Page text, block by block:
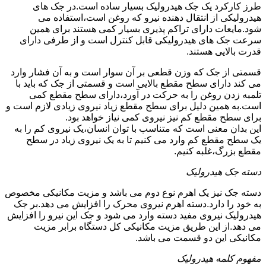
طرز کارکرد یک جک هیدرولیک بسیار ساده است.در جک های
هیدرولیکی از انتقال دهنده نیرو که روغن است،استفاده می
شود.مایعات دارای تراکم پذیری بسیار کمی هستند برای همین
سرعت جک های هیدرولیکی قابل کنترل است و از طرفی دارای
قدرت بالایی هستند.
قسمتی از جک که وزن قطعی بر آن سوار است و به آن فشار وارد
می کند دارای سطح مقطع بالایی است و قسمتی از جک که باید با
تلمبه زدن روغن را به حرکت در آورد،دارای سطح مقطع کمی
است.به همین دلیل برای سطح مقطع زیاد نیروی زیادی لازم است و
برای سطح مقطع کم نیز نیروی کمی نیاز خواهد بود.
این بدان معنی است که متناسب با توان انسان،یک نیروی کم را به
یک سطح مقطع کم وارد می کنیم تا به یک نیروی زیاد در سطح
مقطع بزرگ،غلبه کنیم.
دسته جک هیدرولیک
دسته جک نیز یک اهرم نوع دوم می باشد و مزیت مکانیکی مخصوص
به خود را دارد.دسته اهرم نیروی محرک را افزایش می دهد.بر جک
هیدرولیک نیروی مفید دسته وارد می شود و جک این نیرو را افزایش
می دهد.از این طریق مزیت مکانیکی کل دستگاه برابر مزیت
مکانیکی این دو قسمت می باشد.
مفهوم کلمه هیدرولیک